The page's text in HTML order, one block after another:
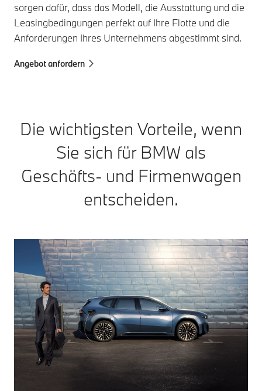
sorgen dafür, dass das Modell, die Ausstattung und die
Leasingbedingungen perfekt auf Ihre Flotte und die
Anforderungen Ihres Unternehmens abgestimmt sind.
Angebot anfordern
Die wichtigsten Vorteile, wenn
Sie sich für BMW als
Geschäfts- und Firmenwagen
entscheiden.